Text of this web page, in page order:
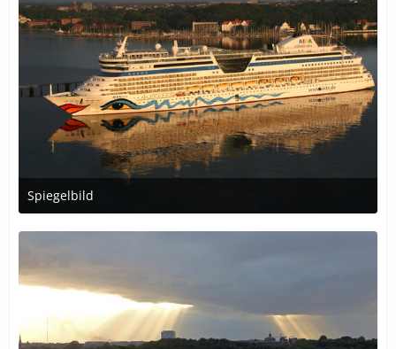
Spiegelbild
31. Dezember 2016 um 12:07